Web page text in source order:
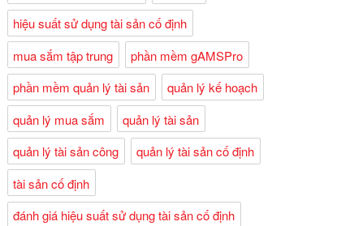
hiệu suất sử dụng tài sản cố định
mua sắm tập trung
phần mềm gAMSPro
phần mềm quản lý tài sản
quản lý kế hoạch
quản lý mua sắm
quản lý tài sản
quản lý tài sản công
quản lý tài sản cố định
tài sản cố định
đánh giá hiệu suất sử dụng tài sản cố định